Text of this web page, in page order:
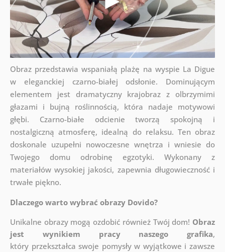
Obraz przedstawia wspaniałą plażę na wyspie La Digue
w eleganckiej czarno-białej odsłonie. Dominującym
elementem jest dramatyczny krajobraz z olbrzymimi
głazami i bujną roślinnością, która nadaje motywowi
głębi. Czarno-białe odcienie tworzą spokojną i
nostalgiczną atmosferę, idealną do relaksu. Ten obraz
doskonale uzupełni nowoczesne wnętrza i wniesie do
Twojego domu odrobinę egzotyki. Wykonany z
materiałów wysokiej jakości, zapewnia długowieczność i
trwałe piękno.
Dlaczego warto wybrać obrazy Dovido?
Unikalne obrazy mogą ozdobić również Twój dom! Obraz
jest wynikiem pracy naszego grafika,
który przekształca swoje pomysły w wyjątkowe i zawsze